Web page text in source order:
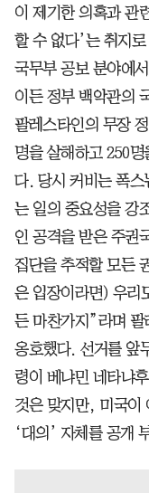
이 제기한 의혹과 관
할 수 없다’는 취지
국무부 공보 분야에
이든 정부 백악관의
팔레스타인의 무장
명을 살해하고 250명
다. 당시 커비는 폭스
는 일의 중요성을 강
인 공격을 받은 주권
집단을 추적할 모든
은 입장이라면) 우리
든 마찬가지”라며 팔
옹호했다. 선거를 앞
령이 베냐민 네타냐
것은 맞지만, 미국이
‘대의’ 자체를 공개